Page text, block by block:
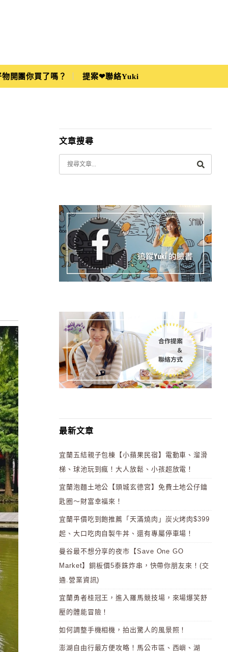
開團你買了嗎？ 提案❤聯絡Yuki
文章搜尋
最新文章
宜蘭五結親子包棟【小蘋果民宿】電動車、溜滑
梯、球池玩到瘋！大人放鬆、小孩超放電！
宜蘭泡麵土地公【頭城玄德宮】免費土地公仔鑰
匙圈～財富幸福來！
宜蘭平價吃到飽推薦「天滿燒肉」炭火烤肉$399
起、大口吃肉自製牛丼、還有專屬停車場！
曼谷最不想分享的夜市【Save One GO
Market】銅板價5泰銖炸串，快帶你朋友來！(交
通.營業資訊)
宜蘭勇者桂冠王，進入羅馬競技場，來場爆笑舒
壓的體能冒險！
如何調整手機相機，拍出驚人的風景照！
澎湖自由行最方便攻略！馬公市區、西嶼、湖